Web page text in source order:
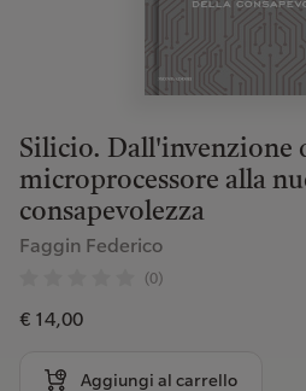
Silicio. Dall'invenzione
microprocessore alla
consapevolezza
Faggin Federico
(0)
€ 14,00
Aggiungi al carrello